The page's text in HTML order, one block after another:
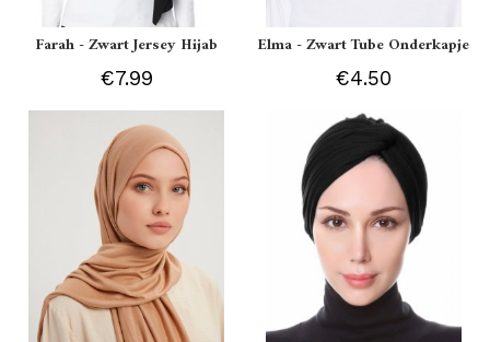
Farah - Zwart Jersey Hijab
€7.99
Elma - Zwart Tube Onderkapje
€4.50